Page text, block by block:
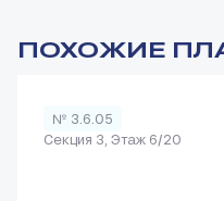
ПОХОЖИЕ
№ 3.6.05
Секция 3, Этаж 6/20